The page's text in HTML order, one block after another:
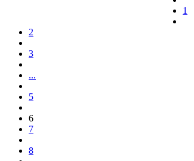
1
2
3
...
5
6
7
8